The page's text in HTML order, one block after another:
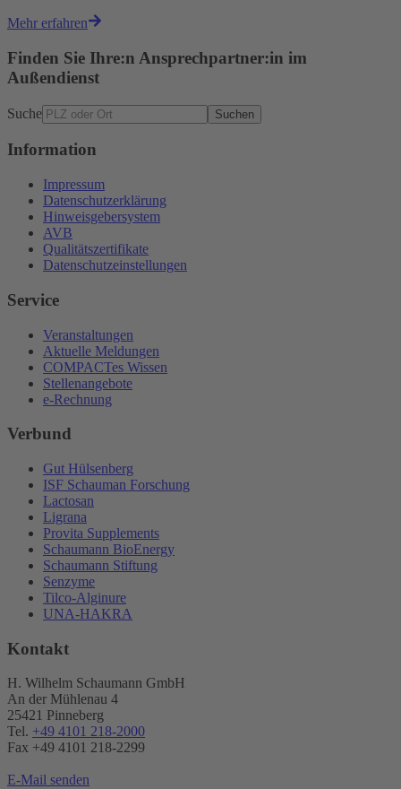
Mehr erfahren
Finden Sie Ihre:n Ansprechpartner:in im
Außendienst
Suche Suchen
Information
Impressum
Datenschutzerklärung
Hinweisgebersystem
AVB
Qualitätszertifikate
Datenschutzeinstellungen
Service
Veranstaltungen
Aktuelle Meldungen
COMPACTes Wissen
Stellenangebote
e-Rechnung
Verbund
Gut Hülsenberg
ISF Schauman Forschung
Lactosan
Ligrana
Provita Supplements
Schaumann BioEnergy
Schaumann Stiftung
Senzyme
Tilco-Alginure
UNA-HAKRA
Kontakt
H. Wilhelm Schaumann GmbH
An der Mühlenau 4
25421 Pinneberg
Tel. +49 4101 218-2000
Fax +49 4101 218​-2299
E-Mail senden